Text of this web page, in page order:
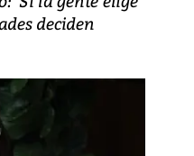
deciden